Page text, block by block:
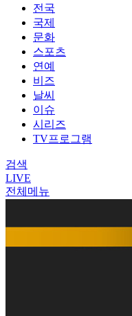
전국
국제
문화
스포츠
연예
비즈
날씨
이슈
시리즈
TV프로그램
검색
LIVE
전체메뉴